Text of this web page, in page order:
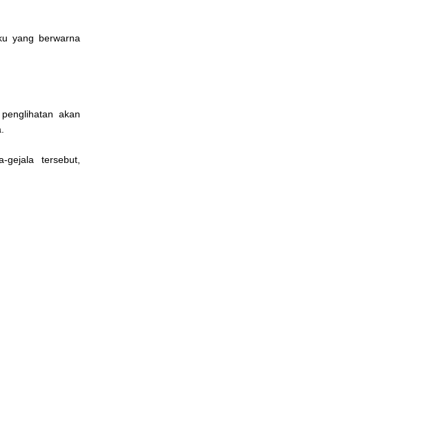
yang berwarna
akan
tersebut,